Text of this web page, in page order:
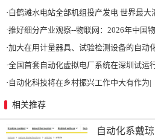
·白鹤滩水电站全部机组投产发电 世界最大清洁能源走廊全面建成|将为建设新型能
·推好细分产业观察--物联网：2026年中国物联网市场规模接近3000亿美
·加大在用计量器具、试验检测设备的自动化、数字化改造力度|市场监管总局
·全国首套自动化虚拟电厂系统在深圳试运行 功能
· 自动化科技将在乡村振兴工作中大有作为|《关于做好2023
相关推荐
自动化系戴